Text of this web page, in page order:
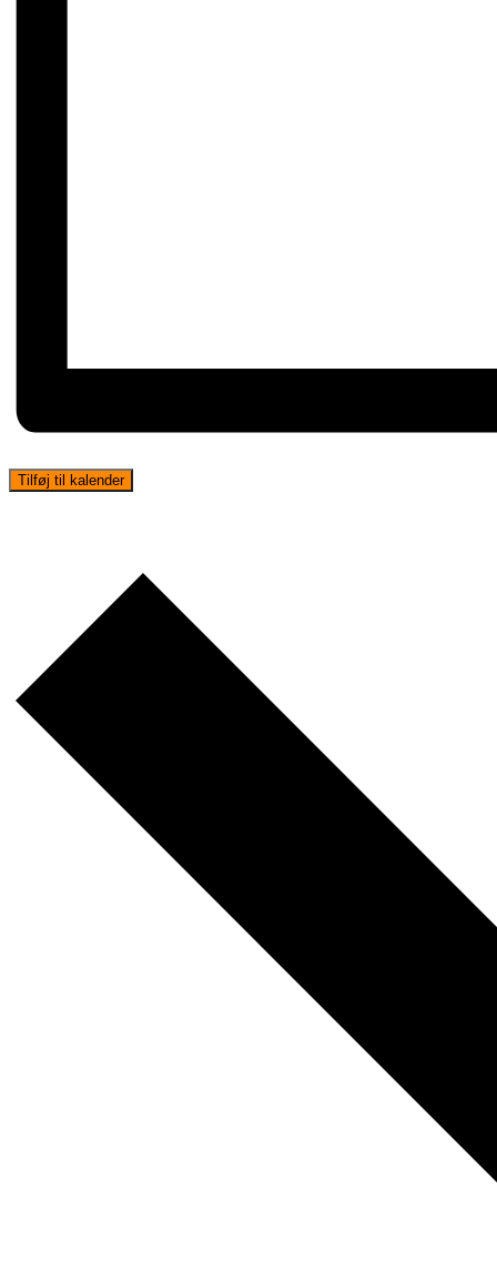
Tilføj til kalender